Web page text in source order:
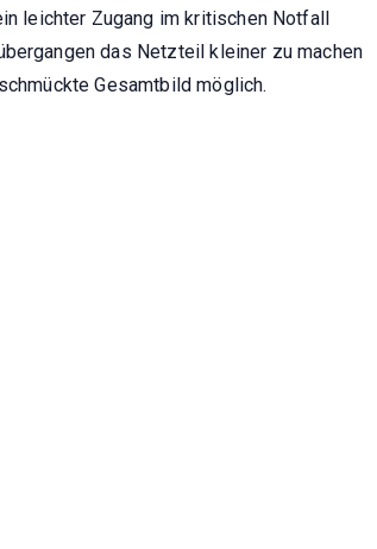
leichter Zugang im kritischen Notfall
das Netzteil kleiner zu machen
Gesamtbild möglich.